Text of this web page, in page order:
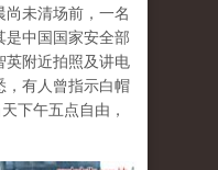
未清场前，一名
是中国国家安全部
英附近拍照及讲电
，有人曾指示白帽
下午五点自由，